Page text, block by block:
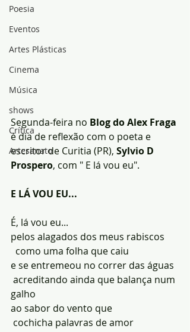
Poesia
Eventos
Artes Plásticas
Cinema
Música
shows
Crítica
Artesanato
Segunda-feira no Blog do Alex Fraga
é dia de reflexão com o poeta e
escritor de Curitia (PR), Sylvio D
Prospero, com " E lá vou eu".
E LÁ VOU EU...
É, lá vou eu...
pelos alagados dos meus rabiscos
como uma folha que caiu
e se entremeou no correr das águas
acreditando ainda que balança num
galho
ao sabor do vento que
cochicha palavras de amor